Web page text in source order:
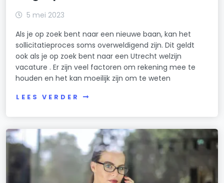
5 mei 2023
Als je op zoek bent naar een nieuwe baan, kan het
sollicitatieproces soms overweldigend zijn. Dit geldt
ook als je op zoek bent naar een Utrecht welzijn
vacature . Er zijn veel factoren om rekening mee te
houden en het kan moeilijk zijn om te weten
LEES VERDER